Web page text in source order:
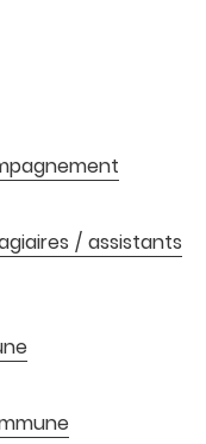
/ assistants